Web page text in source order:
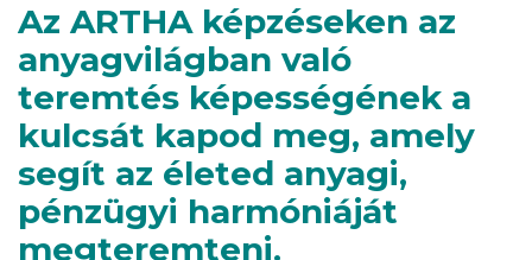
Az ARTHA képzéseken az
anyagvilágban való
teremtés képességének a
kulcsát kapod meg, amely
segít az életed anyagi,
pénzügyi harmóniáját
megteremteni.